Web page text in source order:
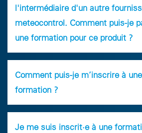
l'intermédiaire d'un autre
meteocontrol. Comment puis-je
une formation pour ce produit ?
Comment puis-je m’inscrire à une
formation ?
Je me suis inscrit·e à une